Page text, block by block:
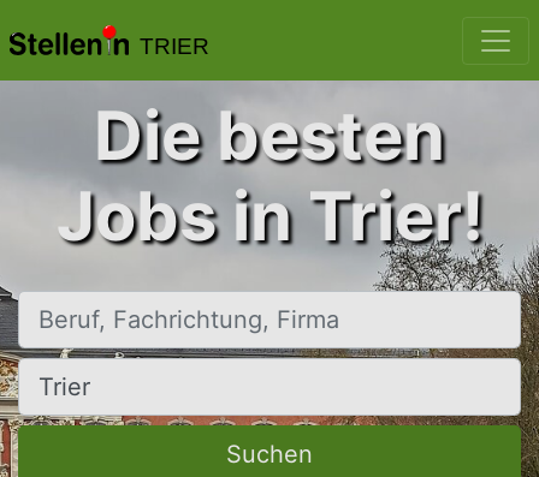
TRIER
Die besten
Jobs in Trier!
Beruf, Fachrichtung, Firma
Ort, Stadt
Suchen